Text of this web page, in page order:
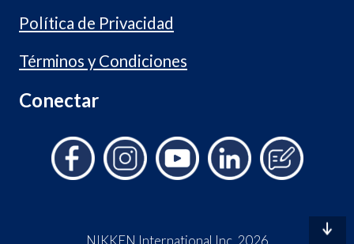
Política de Privacidad
Términos y Condiciones
Conectar
NIKKEN International Inc. 2026